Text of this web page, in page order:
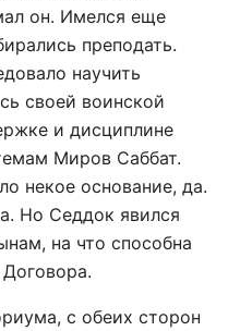
он. Имелся еще
преподать.
научить
своей воинской
и дисциплине
Миров Саббат.
некое основание, да.
Но Седдок явился
на что способна
с обеих сторон